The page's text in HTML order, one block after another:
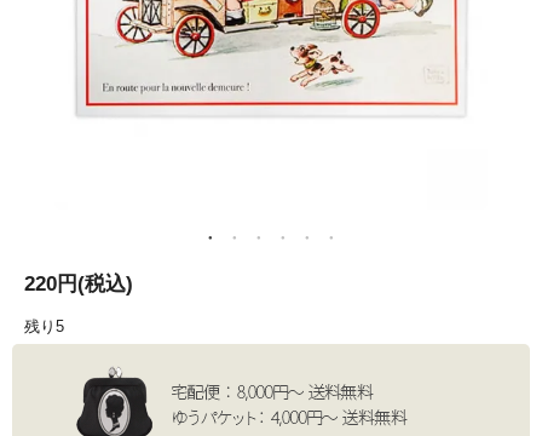
220円(税込)
残り5